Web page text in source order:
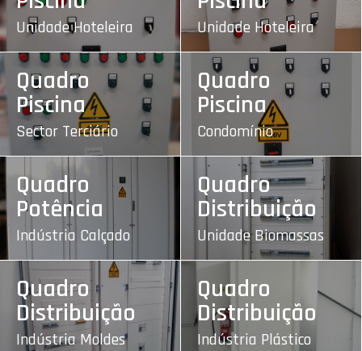
Unidade Hoteleira Unidade Hoteleira
Quadro
Piscina
Sector Terciário
Quadro
Piscina
Condomínio
Quadro
Potência
Indústria Calçado
Quadro
Distribuição
Unidade Biomassas
Quadro
Distribuição
Indústria Moldes
Quadro
Distribuição
Indústria Plástico